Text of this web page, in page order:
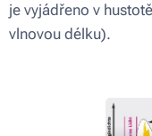
je vyjádřeno v
vlnovou délku).